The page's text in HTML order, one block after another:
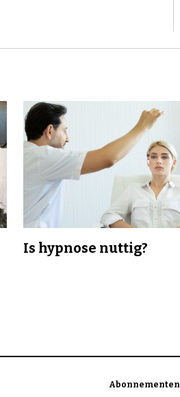
Is hypnose nuttig?
Abonnementen